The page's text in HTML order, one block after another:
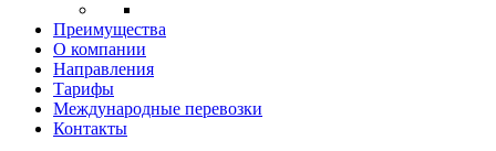
Преимущества
О компании
Направления
Тарифы
Международные перевозки
Контакты